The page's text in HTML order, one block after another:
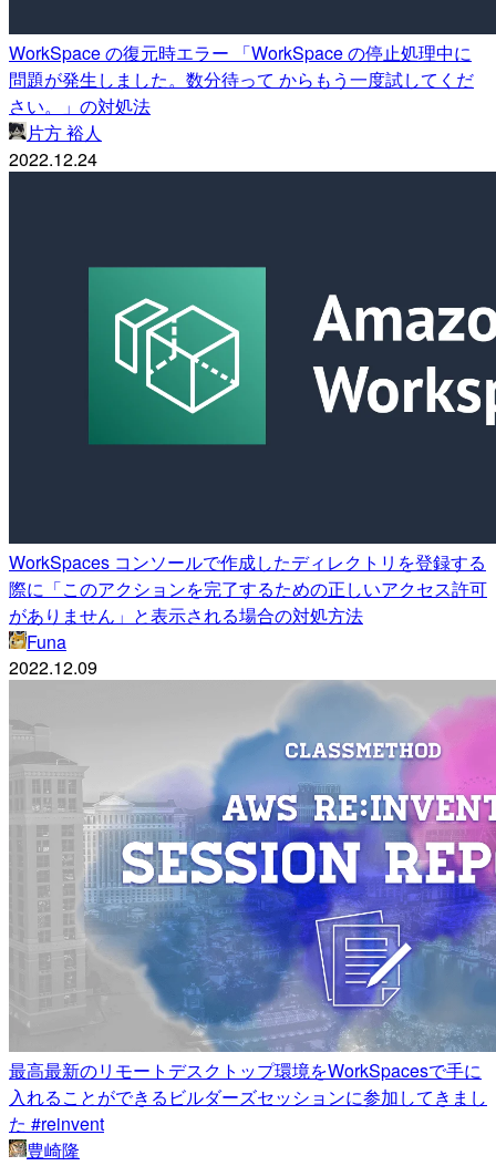
WorkSpace の復元時エラー 「WorkSpace の停止処理中に
問題が発生しました。数分待って からもう一度試してくだ
さい。」の対処法
片方 裕人
2022.12.24
WorkSpaces コンソールで作成したディレクトリを登録する
際に「このアクションを完了するための正しいアクセス許可
がありません」と表示される場合の対処方法
Funa
2022.12.09
最高最新のリモートデスクトップ環境をWorkSpacesで手に
入れることができるビルダーズセッションに参加してきまし
た #reinvent
豊崎隆